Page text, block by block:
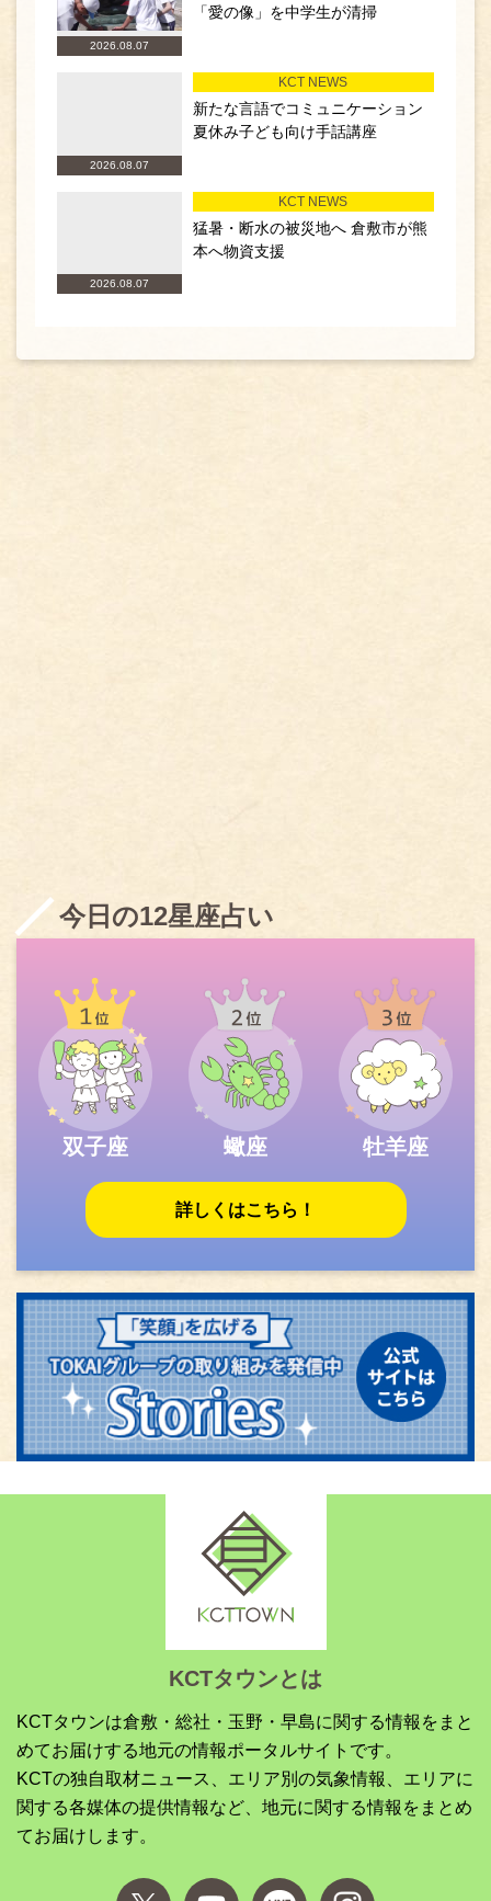
2026.08.07
「愛の像」を中学生が清掃
2026.08.07
KCT NEWS
新たな言語でコミュニケーション
夏休み子ども向け手話講座
2026.08.07
KCT NEWS
猛暑・断水の被災地へ 倉敷市が熊
本へ物資支援
今日の12星座占い
双子座 蠍座 牡羊座
詳しくはこちら！
KCTタウンとは
KCTタウンは倉敷・総社・玉野・早島に関する情報をまと
めてお届けする地元の情報ポータルサイトです。
KCTの独自取材ニュース、エリア別の気象情報、エリアに
関する各媒体の提供情報など、地元に関する情報をまとめ
てお届けします。